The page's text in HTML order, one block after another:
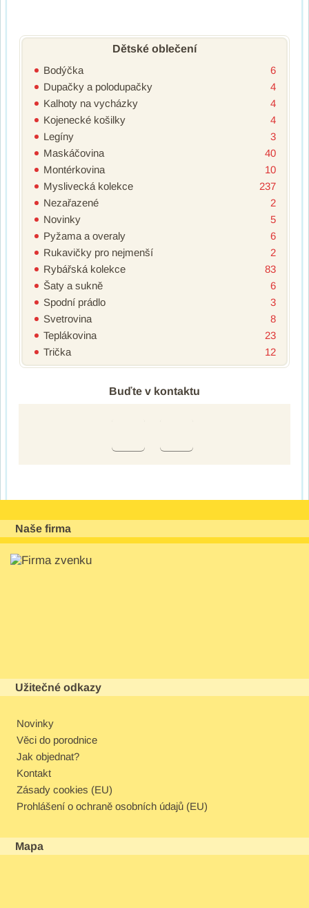
Dětské oblečení
Bodýčka
6
Dupačky a polodupačky
4
Kalhoty na vycházky
4
Kojenecké košilky
4
Legíny
3
Maskáčovina
40
Montérkovina
10
Myslivecká kolekce
237
Nezařazené
2
Novinky
5
Pyžama a overaly
6
Rukavičky pro nejmenší
2
Rybářská kolekce
83
Šaty a sukně
6
Spodní prádlo
3
Svetrovina
8
Teplákovina
23
Trička
12
Buďte v kontaktu
Naše firma
Užitečné odkazy
Novinky
Věci do porodnice
Jak objednat?
Kontakt
Zásady cookies (EU)
Prohlášení o ochraně osobních údajů (EU)
Mapa